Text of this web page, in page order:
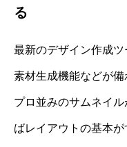
る
最新のデザイン作成
素材生成機能などが
プロ並みのサムネイ
ばレイアウトの基本